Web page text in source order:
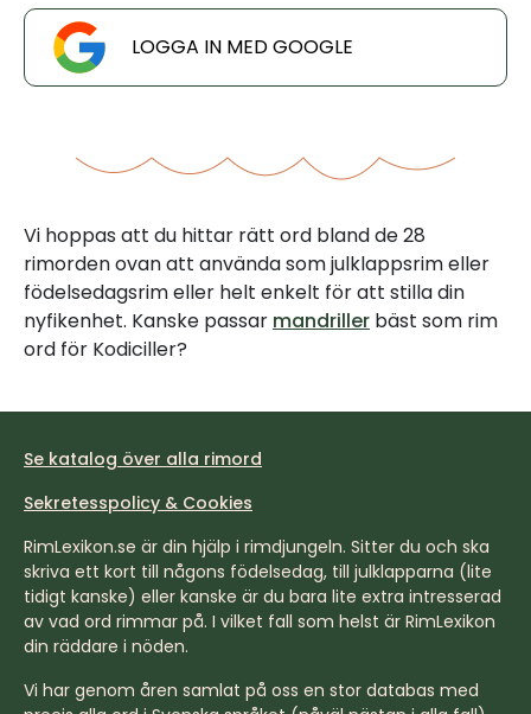
LOGGA IN MED GOOGLE
Vi hoppas att du hittar rätt ord bland de 28
rimorden ovan att använda som julklappsrim eller
födelsedagsrim eller helt enkelt för att stilla din
nyfikenhet. Kanske passar mandriller bäst som rim
ord för Kodiciller?
Se katalog över alla rimord
Sekretesspolicy & Cookies
RimLexikon.se är din hjälp i rimdjungeln. Sitter du och ska
skriva ett kort till någons födelsedag, till julklapparna (lite
tidigt kanske) eller kanske är du bara lite extra intresserad
av vad ord rimmar på. I vilket fall som helst är RimLexikon
din räddare i nöden.
Vi har genom åren samlat på oss en stor databas med